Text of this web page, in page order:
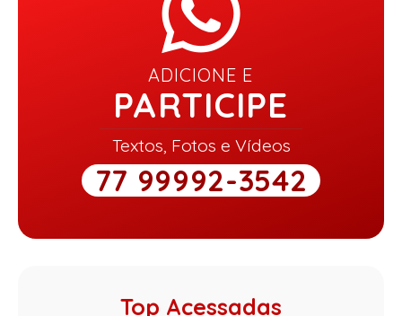
ADICIONE E
PARTICIPE
Textos, Fotos e Vídeos
77 99992-3542
Top Acessadas